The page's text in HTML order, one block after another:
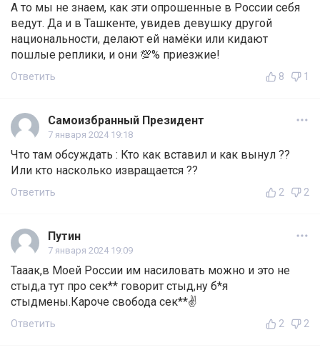
А то мы не знаем, как эти опрошенные в России себя
ведут. Да и в Ташкенте, увидев девушку другой
национальности, делают ей намёки или кидают
пошлые реплики, и они 💯% приезжие!
Ответить 8 1
Самоизбранный Президент
7 января 2024 19:18
Что там обсуждать : Кто как вставил и как вынул ??
Или кто насколько извращается ??
Ответить 2 2
Путин
7 января 2024 19:09
Тааак,в Моей России им насиловать можно и это не
стыд,а тут про сек** говорит стыд,ну б*я
стыдмены.Кароче свобода сек**✌️
Ответить 2 2